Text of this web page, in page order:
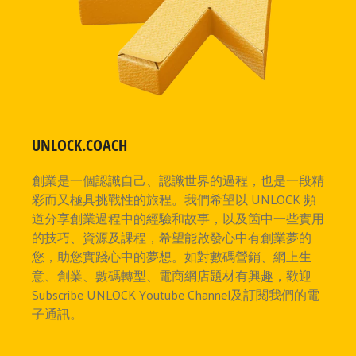
UNLOCK.COACH
創業是一個認識自己、認識世界的過程，也是一段精
彩而又極具挑戰性的旅程。我們希望以 UNLOCK 頻
道分享創業過程中的經驗和故事，以及箇中一些實用
的技巧、資源及課程，希望能啟發心中有創業夢的
您，助您實踐心中的夢想。如對數碼營銷、網上生
意、創業、數碼轉型、電商網店題材有興趣，歡迎
Subscribe UNLOCK Youtube Channel及訂閱我們的電
子通訊。